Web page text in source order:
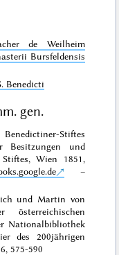
de Weilheim
Bursfeldensis
Benedicti
gen.
Stiftes
Besitzungen und
Wien 1851,
–
und Martin von
Nationalbibliothek
des 200jährigen
575-590